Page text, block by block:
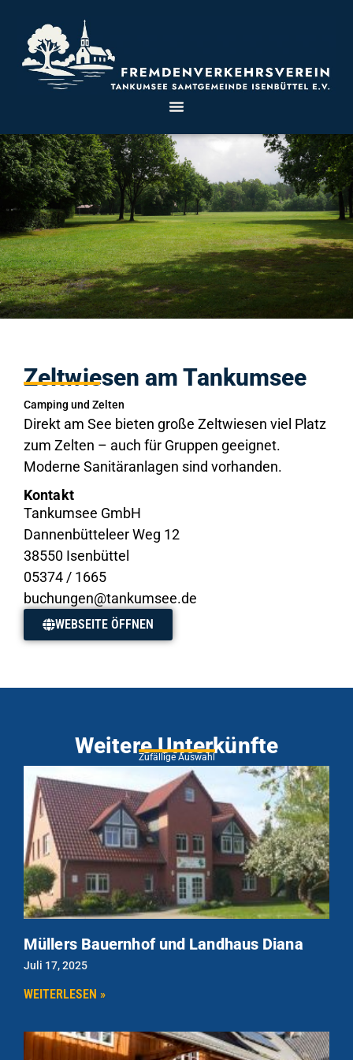
Zeltwiesen am Tankumsee
Camping und Zelten
Direkt am See bieten große Zeltwiesen viel Platz
zum Zelten – auch für Gruppen geeignet.
Moderne Sanitäranlagen sind vorhanden.
Kontakt
Tankumsee GmbH
Dannenbütteleer Weg 12
38550 Isenbüttel
05374 / 1665
buchungen@tankumsee.de
WEBSEITE ÖFFNEN
Weitere Unterkünfte
Zufällige Auswahl
Müllers Bauernhof und Landhaus Diana
Juli 17, 2025
WEITERLESEN »